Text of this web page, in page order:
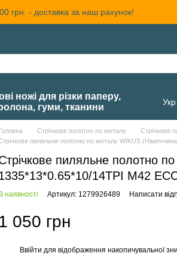
грн. - доставка за наш рахунок!
ножі для різки паперу,
гуми, тканини
Укр
Стрічкове полотно по металу
Стрічкове
пиляльне полотно по металу WIKUS
пиляльне полотно
14TPI M42
В наявності Артикул: 1279926489 Написати
1 050 грн
Ввійти для відображення накопичувальної